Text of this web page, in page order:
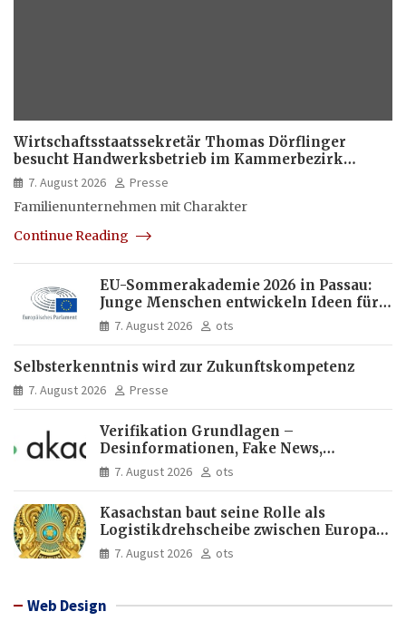
Wirtschaftsstaatssekretär Thomas Dörflinger
besucht Handwerksbetrieb im Kammerbezirk
Freiburg
7. August 2026
Presse
Familienunternehmen mit Charakter
Continue Reading
EU-Sommerakademie 2026 in Passau:
Junge Menschen entwickeln Ideen für
Europas Zukunft
7. August 2026 ots
Selbsterkenntnis wird zur Zukunftskompetenz
7. August 2026 Presse
Verifikation Grundlagen –
Desinformationen, Fake News,
manipulierte Inhalte | dpa-Akademie
7. August 2026 ots
Kasachstan baut seine Rolle als
Logistikdrehscheibe zwischen Europa
und Asien aus
7. August 2026 ots
Web Design